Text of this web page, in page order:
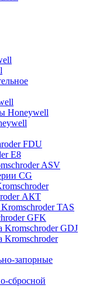
Honeywell
FDU
E8
ASV
CG
АКТ
TAS
GFK
Kromschroder GDJ
Kromschroder
запорные
сбросной